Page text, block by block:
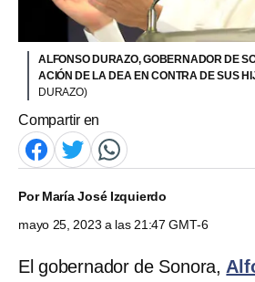
ALFONSO DURAZO, GOBERNADOR DE
ACIÓN DE LA DEA EN CONTRA DE SUS
DURAZO)
Compartir en
PorMaría José Izquierdo
mayo 25, 2023 a las 21:47 GMT-6
El gobernador de Sonora,